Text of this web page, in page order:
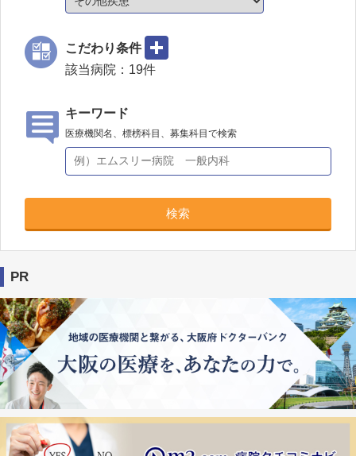
こだわり条件
該当病院： 19件
キーワード
医療機関名、標榜科目、募集科目で検索
検索
PR